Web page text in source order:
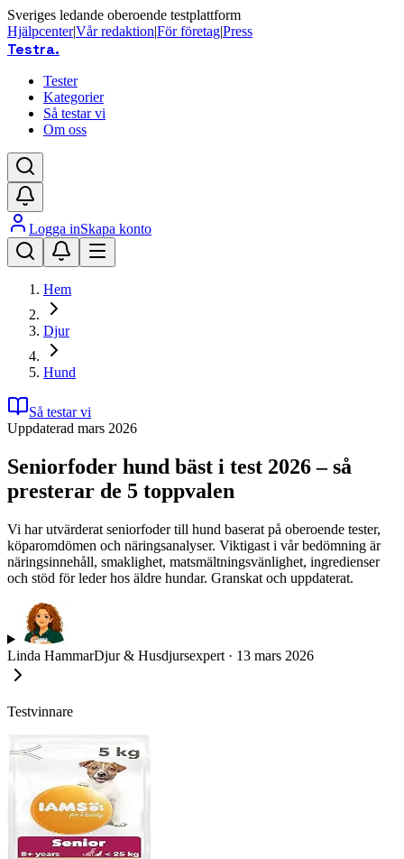
Sveriges ledande oberoende testplattform
Hjälpcenter|Vår redaktion|För företag|Press
Testra.
Tester
Kategorier
Så testar vi
Om oss
Logga inSkapa konto
Hem
Djur
Hund
Så testar vi
Uppdaterad mars 2026
Seniorfoder hund bäst i test 2026 – så
presterar de 5 toppvalen
Vi har utvärderat seniorfoder till hund baserat på oberoende tester,
köparomdömen och näringsanalyser. Viktigast i vår bedömning är
näringsinnehåll, smaklighet, matsmältningsvänlighet, ingredienser
och stöd för leder hos äldre hundar. Granskat och uppdaterat.
Linda HammarDjur & Husdjursexpert · 13 mars 2026
Testvinnare